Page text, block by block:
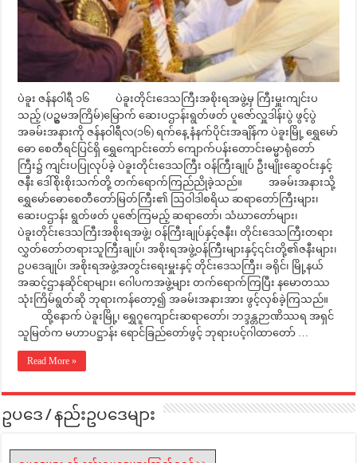
ပဲခူး ဇန်နဝါရီ ၁၆ ပဲခူးတိုင်းဒေသကြီးအစိုးရအဖွဲ့မှ ကြီးမှူးကျင်းပ
သည့် (ပဥ္စမအကြိမ်)မြောက် ဆေးပဌာန်းရွတ်ဖတ် ပူဇော်လှူဒါန်းပွဲ ဖွင့်ပွဲ
အခမ်းအနားကို ဇန်နဝါရီလ(၁၆) ရက်နေ့ နံနက်ပိုင်းအချိန်က ပဲခူးမြို့ ရွှေမော်
ဓော စေတီရင်ပြင်ရှိ ‌ရွှေကျောင်းတော် ကျောက်ပန်းတောင်းဓမ္မာရုံတော်
ကြီး၌ ကျင်းပပြုလုပ်ခဲ့ ပဲခူးတိုင်းဒေသကြီး ဝန်ကြီးချုပ် ဦးမျိုးဆွေဝင်းနှင့်
ဇနီး ဒေါ်စိုးစိုးသက်တို့ တက်ရောက်ကြည်ညိုခဲ့သည်။ အခမ်းအနားသို့
ရွှေမော်ဓောစေတီတော်မြတ်ကြီး၏ ဩဝါဒါစရိယ ဆရာတော်ကြီးများ၊
ဆေးပဌာန်း ရွတ်ဖတ် ပူဇော်ကြမည့် ဆရာတော်၊ သံဃာတော်များ၊
ပဲခူးတိုင်းဒေသကြီးအစိုးရအဖွဲ့၊ ဝန်ကြီးချုပ်နှင့်ဇနီး၊ တိုင်းဒေသကြီးတရား
လွှတ်တော်တရားသူကြီးချုပ်၊ အစိုးရအဖွဲ့ဝန်ကြီးများနှင့်၎င်းတို့၏ဇနီးများ၊
ဥပဒေချုပ်၊ အစိုးရအဖွဲ့အတွင်းရေးမှူးနှင့် တိုင်းဒေသကြီး၊ ခရိုင်၊ မြို့နယ်
အဆင့်ဌာနဆိုင်ရာများ၊ ဂေါပကအဖွဲ့များ တက်ရောက်ကြပြီး နမောတဿ
သုံးကြိမ်ရွတ်ဆို ဘုရားကန်တော့၍ အခမ်းအနားအား ဖွင့်လှစ်ခဲ့ကြသည်။
ထို့နောက် ပဲခူးမြို့၊ ရွှေဂူကျောင်းဆရာတော်၊ ဘဒ္ဒန္တဉာဏိဿရ အရှင်
သူမြတ်က မဟာပဋ္ဌာန်း ရောင်ခြည်တော်ဖွင့် ဘုရားပင့်ဂါထာတော် …
Read More »
ဥပဒေ / နည်းဥပဒေများ